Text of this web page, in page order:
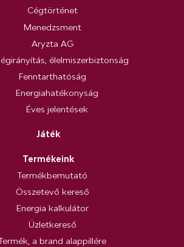
Cégtörténet
Menedzsment
Aryzta AG
élelmiszerbiztonság
Fenntarthatóság
Energiahatékonyság
Éves jelentések
Játék
Termékeink
Termékbemutató
Összetevő kereső
Energia kalkulátor
Üzletkereső
a brand alappillére